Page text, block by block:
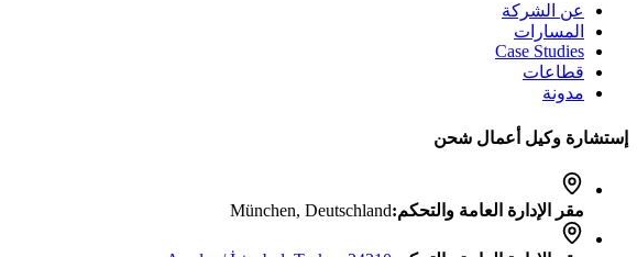
عن الشركة
المسارات
Case Studies
قطاعات
مدونة
إستشارة وكيل أعمال شحن
مقر الإدارة العامة والتحكم:
München, Deutschland